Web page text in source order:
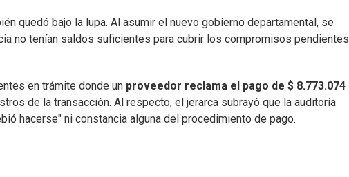
quedó bajo la lupa. Al asumir el nuevo gobierno departamental, se
no tenían saldos suficientes para cubrir los compromisos pendientes
en trámite donde un proveedor reclama el pago de $ 8.773.074
de la transacción. Al respecto, el jerarca subrayó que la auditoría
hacerse" ni constancia alguna del procedimiento de pago.